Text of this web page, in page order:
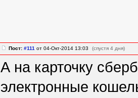
Пост: #111 от 04-Окт-2014 13:03 (спустя 4 дня)
А на карточку
электронные